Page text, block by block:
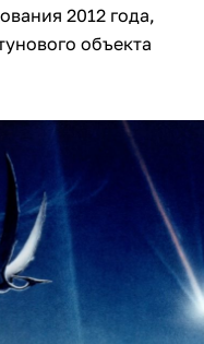
2012 года,
объекта